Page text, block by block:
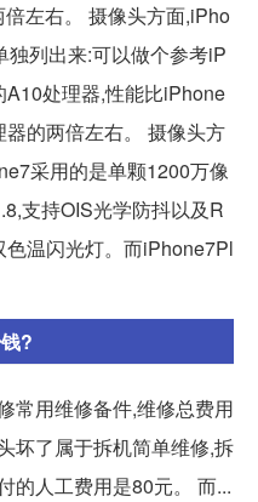
左右。 摄像头方面,iPho
独列出来:可以做个参考iP
处理器,性能比iPhone
的两倍左右。 摄像头方
采用的是单颗1200万像
支持OIS光学防抖以及R
温闪光灯。而iPhone7Pl
?
常用维修备件,维修总费用
坏了属于拆机简单维修,拆
的人工费用是80元。 而...